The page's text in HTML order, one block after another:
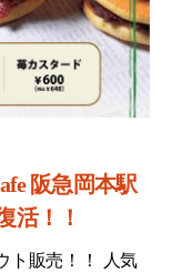
阪急岡本駅
活！！
ト販売！！ 人気